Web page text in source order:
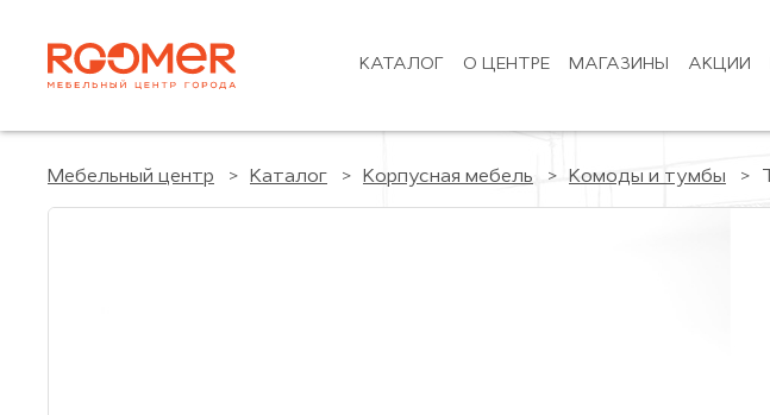
КАТАЛОГ О ЦЕНТРЕ МАГАЗИНЫ АКЦИИ
Мебельный центр Каталог Корпусная мебель Комоды и тумбы